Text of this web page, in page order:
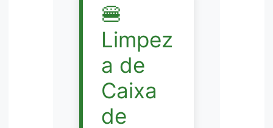
🍔
Limpez
a de
Caixa
de